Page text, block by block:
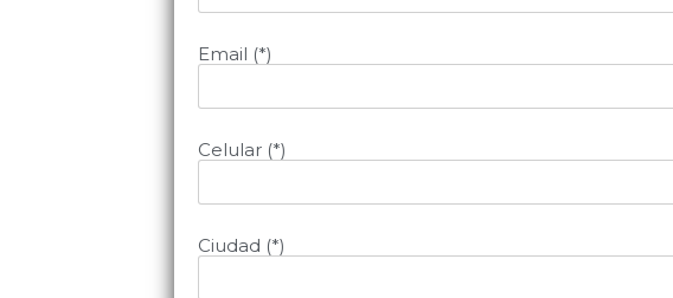
Email (*)
Celular (*)
Ciudad (*)